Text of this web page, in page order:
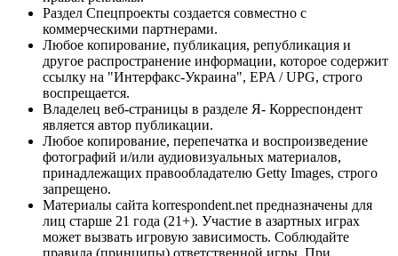
Раздел Спецпроекты создается совместно с
коммерческими партнерами.
Любое копирование, публикация, републикация и
другое распространение информации, которое содержит
ссылку на "Интерфакс-Украина", EPA / UPG, строго
воспрещается.
Владелец веб-страницы в разделе Я- Корреспондент
является автор публикации.
Любое копирование, перепечатка и воспроизведение
фотографий и/или аудиовизуальных материалов,
принадлежащих правообладателю Getty Images, строго
запрещено.
Материалы сайта korrespondent.net предназначены для
лиц старше 21 года (21+). Участие в азартных играх
может вызвать игровую зависимость. Соблюдайте
правила (принципы) ответственной игры. При